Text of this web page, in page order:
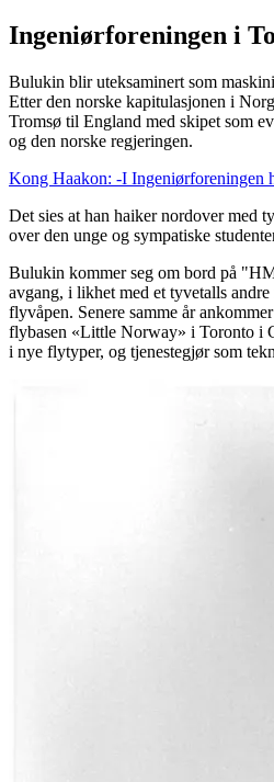
Ingeniørforeningen i
Bulukin blir uteksaminert som
Etter den norske kapitulasjonen i
Tromsø til England med skipet som
og den norske regjeringen.
Kong Haakon: -I Ingeniørforeningen
Det sies at han haiker nordover med
over den unge og sympatiske
Bulukin kommer seg om bord på
avgang, i likhet med et tyvetalls
flyvåpen. Senere samme år
flybasen «Little Norway» i Toronto i
i nye flytyper, og tjenestegjør som